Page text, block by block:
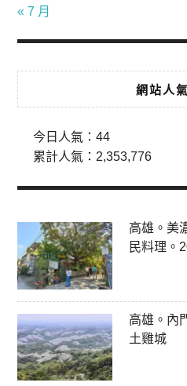
« 7 月
網站人
今日人氣：44
累計人氣： 2,353,776
高雄。美
民料理。
高雄。內
土雞城